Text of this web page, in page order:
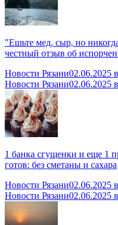
"Ешьте мед, сыр, но
честный отзыв об
Новости Рязани02.06.2025
Новости Рязани02.06.2025
1 банка сгущенки и еще 1
готов: без сметаны и сахара
Новости Рязани02.06.2025
Новости Рязани02.06.2025